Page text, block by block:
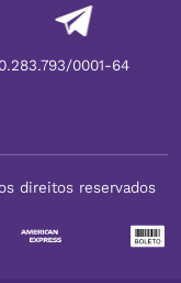
0001-64
direitos reservados